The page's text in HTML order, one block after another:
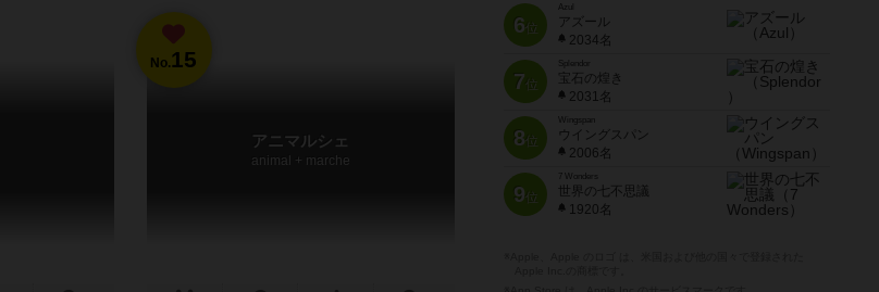
No.15
アニマルシェ
animal + marche
6位
Azul
アズール
2034名
7位
宝石の煌き
2031名
8位
Wingspan
ウイングスパン
2006名
9位
7 Wonders
世界の七不思議
1920名